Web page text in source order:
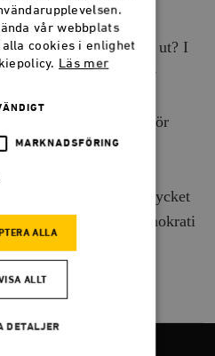
Hur skulle det se ut? I
förbund – de
för
förbund. Denna
enbart bestå av
att denna har en mycket
fred, välstånd och demokrati
vår webbplats
cookies i enlighet
Läs mer
MARKNADSFÖRING
ALLA
ALLT
DETALJER